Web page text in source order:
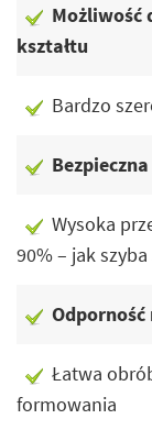
Możliwość
kształtu
Bardzo
Wysoka
90% – jak
Odporność
Łatwa
formowania